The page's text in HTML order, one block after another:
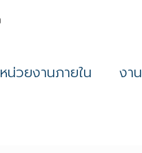
หน่วยงานภายใน งา